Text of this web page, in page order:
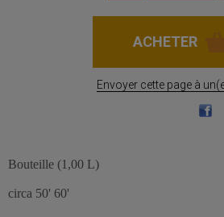
Envoyer cette page à
Bouteille (1,00 L)
circa 50' 60'